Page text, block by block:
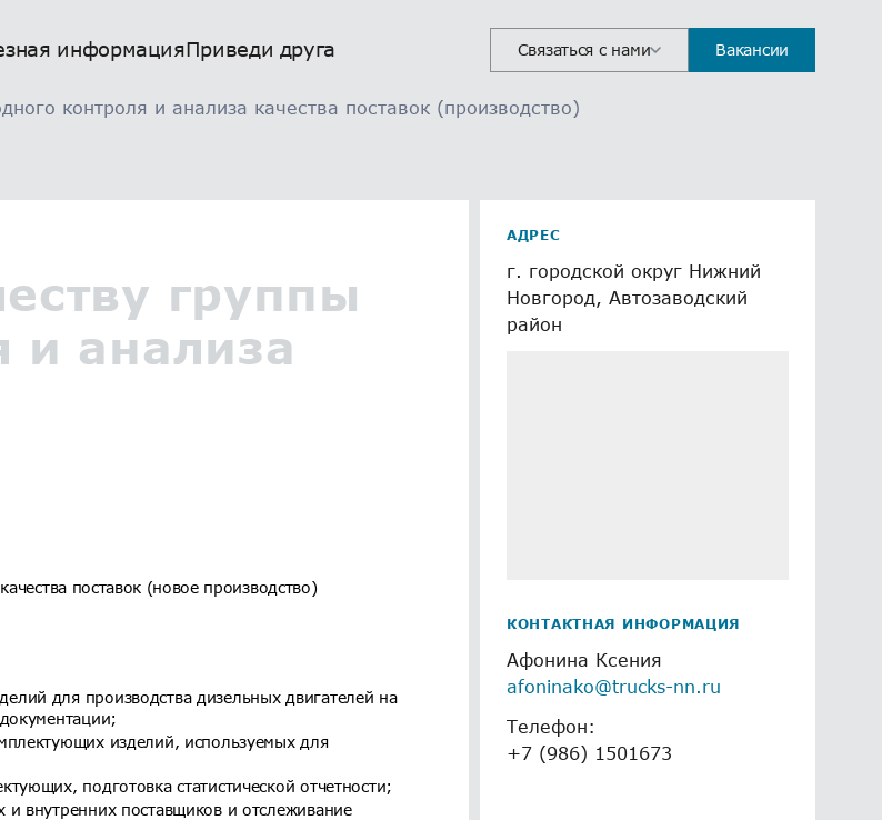
информацияПриведи друга Связаться с нами Вакансии
контроля и анализа качества поставок (производство)
группы
и анализа
поставок (новое производство)
для производства дизельных двигателей на
изделий, используемых для
подготовка статистической отчетности;
и внутренних поставщиков и отслеживание
АДРЕС
г. городской округ Нижний
Новгород, Автозаводский
район
КОНТАКТНАЯ ИНФОРМАЦИЯ
Афонина Ксения
afoninako@trucks-nn.ru
Телефон:
+7 (986) 1501673